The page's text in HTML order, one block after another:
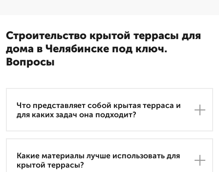
Строительство крытой террасы для
дома в Челябинске под ключ.
Вопросы
Что представляет собой крытая терраса и
для каких задач она подходит?
Какие материалы лучше использовать для
крытой террасы?